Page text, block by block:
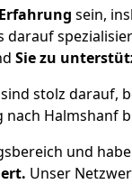
Erfahrung sein,
Sie zu
stolz darauf,
nach Halmshanf
und
Unser